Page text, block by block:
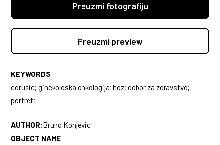
Preuzmi fotografiju
Preuzmi preview
KEYWORDS
corusic; ginekoloska onkologija; hdz; odbor za zdravstvo;
portret;
AUTHOR:Bruno Konjevic
OBJECT NAME: